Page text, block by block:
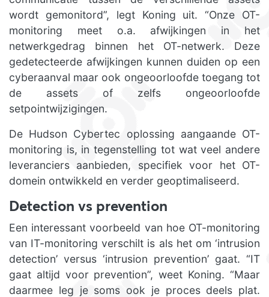
wordt gemonitord”, legt Koning uit. “Onze OT-
monitoring meet o.a. afwijkingen in het
netwerkgedrag binnen het OT-netwerk. Deze
gedetecteerde afwijkingen kunnen duiden op een
cyberaanval maar ook ongeoorloofde toegang tot
de assets of zelfs ongeoorloofde
setpointwijzigingen.
De Hudson Cybertec oplossing aangaande OT-
monitoring is, in tegenstelling tot wat veel andere
leveranciers aanbieden, specifiek voor het OT-
domein ontwikkeld en verder geoptimaliseerd.
Detection vs prevention
Een interessant voorbeeld van hoe OT-monitoring
van IT-monitoring verschilt is als het om ‘intrusion
detection’ versus ‘intrusion prevention’ gaat. “IT
gaat altijd voor prevention”, weet Koning. “Maar
daarmee leg je soms ook je proces deels plat.